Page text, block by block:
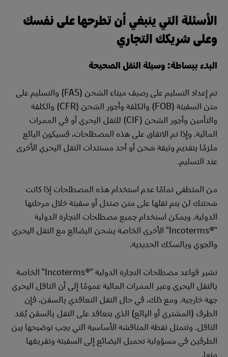
الأسئلة التي ينبغي أن تطرحها على نفسك
وعلى شريكك التجاري
البدء ببساطة: وسيلة النقل الصحيحة
تم إعداد التسليم على رصيف ميناء الشحن (FAS) والتسليم على
متن السفينة (FOB) والكلفة وأجور الشحن (CFR) والكلفة
والتأمين وأجور الشحن (CIF) للنقل البحري أو في الممرات
المائية. وإذا تم الاتفاق على هذه المصطلحات، فسيكون البائع
ملزمًا بتقديم وثيقة شحن أو أحد مستندات النقل البحري الأخرى
عند التسليم.
من المنطقي تمامًا عدم استخدام هذه المصطلحات إذا كانت
شحنتك لن يتم نقلها على متن صندل أو سفينة خلال مرحلتها
الدولية. ويمكن استخدام جميع مصطلحات التجارة الدولية
"Incoterms®‎" الأخرى الخاصة بشحن البضائع مع النقل البحري
والجوي وبالسكك الحديدية.
تشير قواعد مصطلحات التجارة الدولية "Incoterms®‎" الخاصة
بالنقل البحري وعبر الممرات المائية عمومًا إلى أن الناقل البحري
جهة خارجية. ومع ذلك، في حال النقل التعاقدي بالسفن، فإن
الطرف (المشتري أو البائع) الذي يتعاقد على النقل بالسفن يُعَد
الناقل. وتتمثل نقطة المناقشة الأساسية التي يجب توضيحها بين
الطرفين في مسؤولية تحميل البضائع إلى السفينة وتفريغها
منها.